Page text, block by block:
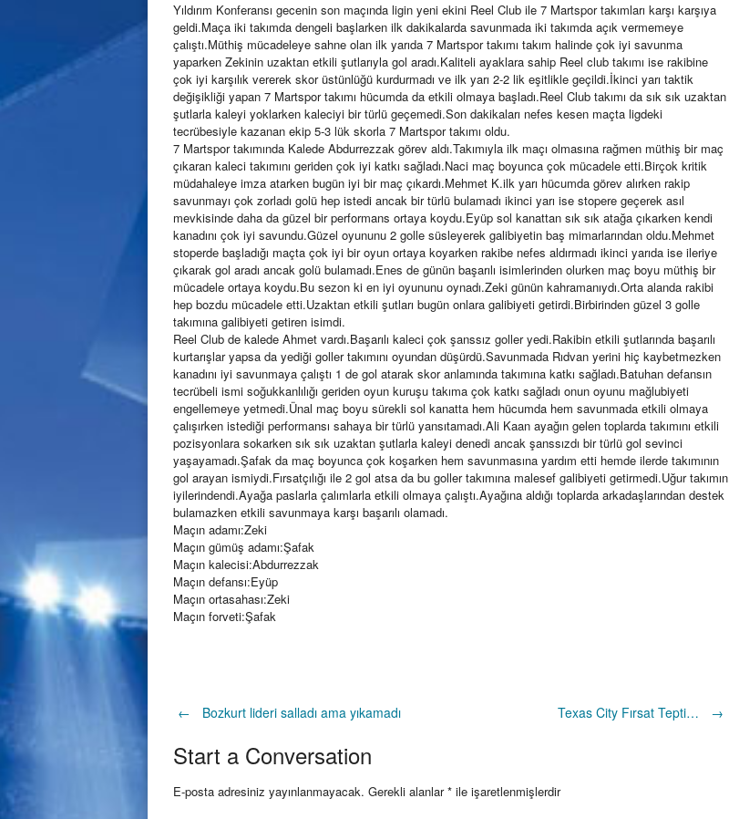
Yıldırım Konferansı gecenin son maçında ligin yeni ekini Reel Club ile 7 Martspor takımları karşı karşıya
geldi.Maça iki takımda dengeli başlarken ilk dakikalarda savunmada iki takımda açık vermemeye
çalıştı.Müthiş mücadeleye sahne olan ilk yarıda 7 Martspor takımı takım halinde çok iyi savunma
yaparken Zekinin uzaktan etkili şutlarıyla gol aradı.Kaliteli ayaklara sahip Reel club takımı ise rakibine
çok iyi karşılık vererek skor üstünlüğü kurdurmadı ve ilk yarı 2-2 lik eşitlikle geçildi.İkinci yarı taktik
değişikliği yapan 7 Martspor takımı hücumda da etkili olmaya başladı.Reel Club takımı da sık sık uzaktan
şutlarla kaleyi yoklarken kaleciyi bir türlü geçemedi.Son dakikaları nefes kesen maçta ligdeki
tecrübesiyle kazanan ekip 5-3 lük skorla 7 Martspor takımı oldu.
7 Martspor takımında Kalede Abdurrezzak görev aldı.Takımıyla ilk maçı olmasına rağmen müthiş bir maç
çıkaran kaleci takımını geriden çok iyi katkı sağladı.Naci maç boyunca çok mücadele etti.Birçok kritik
müdahaleye imza atarken bugün iyi bir maç çıkardı.Mehmet K.ilk yarı hücumda görev alırken rakip
savunmayı çok zorladı golü hep istedi ancak bir türlü bulamadı ikinci yarı ise stopere geçerek asıl
mevkisinde daha da güzel bir performans ortaya koydu.Eyüp sol kanattan sık sık atağa çıkarken kendi
kanadını çok iyi savundu.Güzel oyununu 2 golle süsleyerek galibiyetin baş mimarlarından oldu.Mehmet
stoperde başladığı maçta çok iyi bir oyun ortaya koyarken rakibe nefes aldırmadı ikinci yarıda ise ileriye
çıkarak gol aradı ancak golü bulamadı.Enes de günün başarılı isimlerinden olurken maç boyu müthiş bir
mücadele ortaya koydu.Bu sezon ki en iyi oyununu oynadı.Zeki günün kahramanıydı.Orta alanda rakibi
hep bozdu mücadele etti.Uzaktan etkili şutları bugün onlara galibiyeti getirdi.Birbirinden güzel 3 golle
takımına galibiyeti getiren isimdi.
Reel Club de kalede Ahmet vardı.Başarılı kaleci çok şanssız goller yedi.Rakibin etkili şutlarında başarılı
kurtarışlar yapsa da yediği goller takımını oyundan düşürdü.Savunmada Rıdvan yerini hiç kaybetmezken
kanadını iyi savunmaya çalıştı 1 de gol atarak skor anlamında takımına katkı sağladı.Batuhan defansın
tecrübeli ismi soğukkanlılığı geriden oyun kuruşu takıma çok katkı sağladı onun oyunu mağlubiyeti
engellemeye yetmedi.Ünal maç boyu sürekli sol kanatta hem hücumda hem savunmada etkili olmaya
çalışırken istediği performansı sahaya bir türlü yansıtamadı.Ali Kaan ayağın gelen toplarda takımını etkili
pozisyonlara sokarken sık sık uzaktan şutlarla kaleyi denedi ancak şanssızdı bir türlü gol sevinci
yaşayamadı.Şafak da maç boyunca çok koşarken hem savunmasına yardım etti hemde ilerde takımının
gol arayan ismiydi.Fırsatçılığı ile 2 gol atsa da bu goller takımına malesef galibiyeti getirmedi.Uğur takımın
iyilerindendi.Ayağa paslarla çalımlarla etkili olmaya çalıştı.Ayağına aldığı toplarda arkadaşlarından destek
bulamazken etkili savunmaya karşı başarılı olamadı.
Maçın adamı:Zeki
Maçın gümüş adamı:Şafak
Maçın kalecisi:Abdurrezzak
Maçın defansı:Eyüp
Maçın ortasahası:Zeki
Maçın forveti:Şafak
Post
navigation
← Bozkurt lideri salladı ama yıkamadı Texas City Fırsat Tepti… →
Start a Conversation
E-posta adresiniz yayınlanmayacak. Gerekli alanlar* ile işaretlenmişlerdir